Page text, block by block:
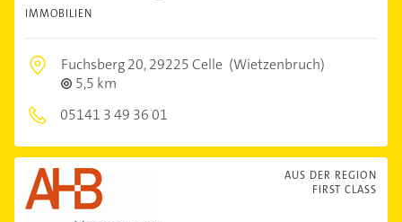
IMMOBILIEN
Fuchsberg 20,29225 Celle (Wietzenbruch)
5,5 km
05141 3 49 36 01
AUS DER REGION
FIRST CLASS